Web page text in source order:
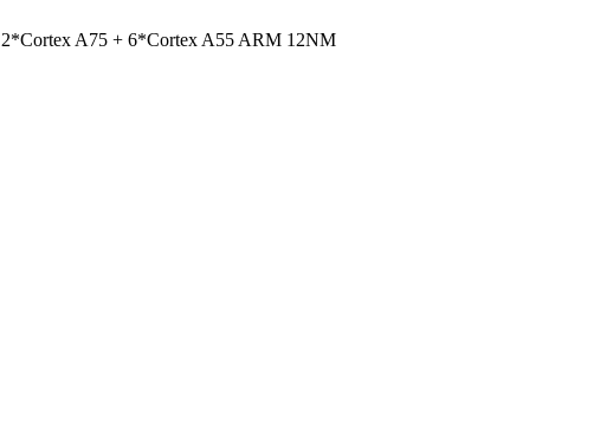
A75 + 6*Cortex A55 ARM 12NM